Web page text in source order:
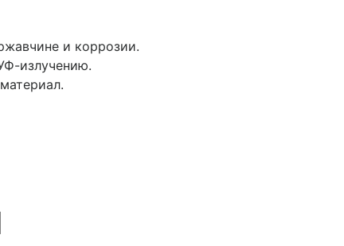
и коррозии.
излучению.